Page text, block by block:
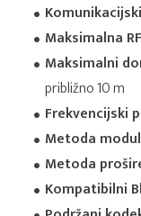
Maksimalna
Maksimalni
približno 10 m
Frekvencijski
Metoda
Metoda
Kompatibilni